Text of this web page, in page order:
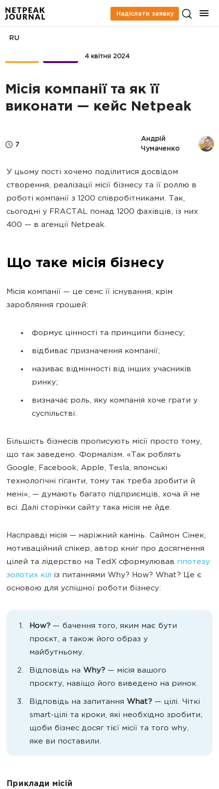
Надіслати заявку
4 квітня 2024
RU
Місія компанії та як її
виконати — кейс Netpeak
7
Андрій
Чумаченко
У цьому пості хочемо поділитися досвідом
створення, реалізації місії бізнесу та її роллю в
роботі компанії з 1200 співробітниками. Так,
сьогодні у FRACTAL понад 1200 фахівців, із них
400 — в агенції Netpeak.
Що таке місія бізнесу
Місія компанії — це сенс її існування, крім
заробляння грошей:
формує цінності та принципи бізнесу;
відбиває призначення компанії;
називає відмінності від інших учасників
ринку;
визначає роль, яку компанія хоче грати у
суспільстві.
Більшість бізнесів прописують місії просто тому,
що так заведено. Формалізм. «Так роблять
Google, Facebook, Apple, Tesla, японські
технологічні гіганти, тому так треба зробити й
мені», — думають багато підприємців, хоча й не
всі. Далі сторінки сайту така місія не йде.
Насправді місія — наріжний камінь. Саймон Сінек,
мотиваційний спікер, автор книг про досягнення
цілей та лідерство на TedX сформулював гіпотезу
золотих кіл із питаннями Why? How? What? Це є
основою для успішної роботи бізнесу:
How? — бачення того, яким має бути
проєкт, а також його образ у
майбутньому.
Відповідь на Why? — місія вашого
проєкту, навіщо його виведено на ринок.
Відповідь на запитання What? — цілі. Чіткі
smart-цілі та кроки, які необхідно зробити,
щоби бізнес досяг тієї місії та того why,
яке ви поставили.
Приклади місій